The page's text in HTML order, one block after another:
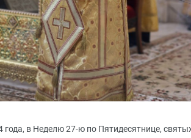
года, в Неделю 27-ю по Пятидесятнице,